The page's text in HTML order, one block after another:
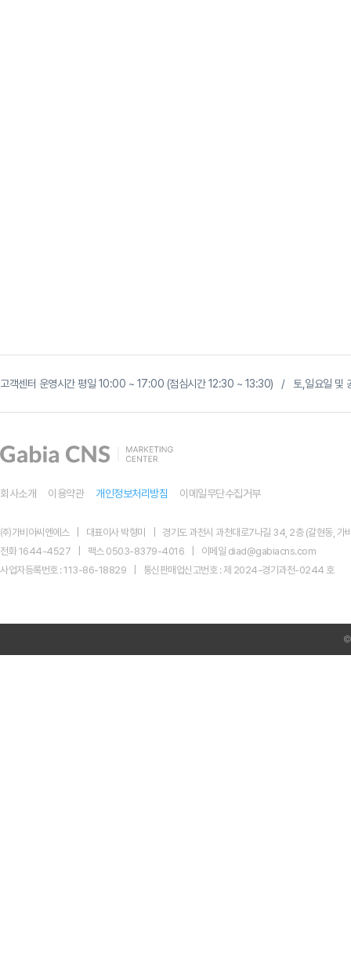
고객센터 운영시간 평일 10:00 ~ 17:00 (점심시간 12:30 ~ 13:30) / 토,일요일 및
회사소개 이용약관 개인정보처리방침 이메일무단수집거부
㈜가비아씨엔에스 대표이사 박형미
경기도 과천시 과천대로7나길 34, 2층 (갈현동, 가
전화 1644-4527
팩스 0503-8379-4016
이메일 diad@gabiacns.com
사업자등록번호 : 113-86-18829
통신판매업신고번호 : 제 2024-경기과천-0244 호